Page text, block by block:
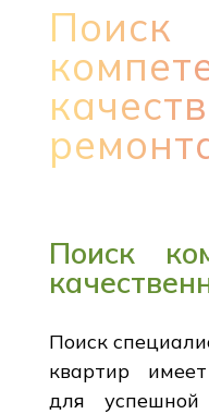
Поиск
Поиск
Поиск
квартир
для успешной